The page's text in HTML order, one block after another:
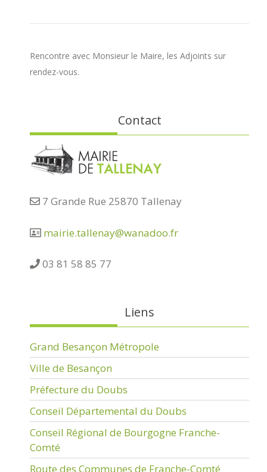
Rencontre avec Monsieur le Maire, les Adjoints sur
rendez-vous.
Contact
7 Grande Rue 25870 Tallenay
mairie.tallenay@wanadoo.fr
03 81 58 85 77
Liens
Grand Besançon Métropole
Ville de Besançon
Préfecture du Doubs
Conseil Départemental du Doubs
Conseil Régional de Bourgogne Franche-
Comté
Route des Communes de Franche-Comté